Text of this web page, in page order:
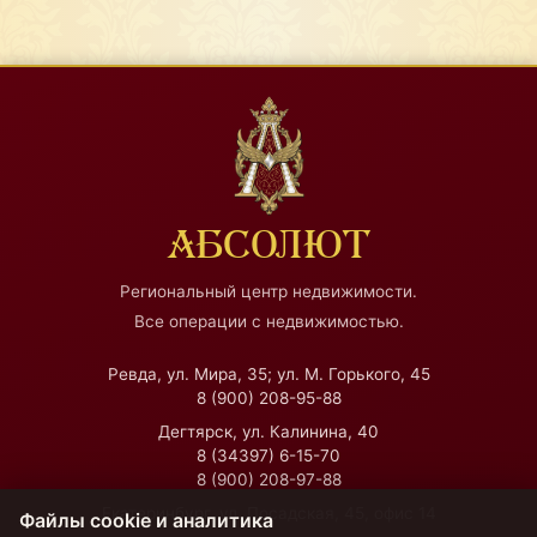
АБСОЛЮТ
Региональный центр недвижимости.
Все операции с недвижимостью.
Ревда, ул. Мира, 35; ул. М. Горького, 45
8 (900) 208-95-88
Дегтярск, ул. Калинина, 40
8 (34397) 6-15-70
8 (900) 208-97-88
Екатеринбург, ул. Посадская, 45, офис 14
Файлы cookie и аналитика